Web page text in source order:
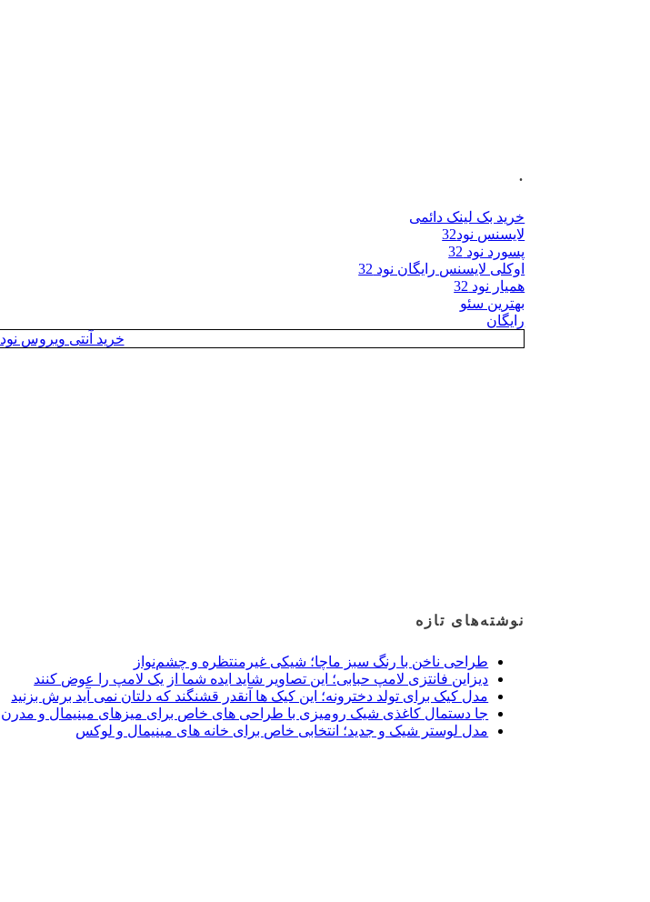
.
خرید بک لینک دائمی
لایسنس نود32
پسورد نود 32
اوکلی لایسنس رایگان نود 32
همیار نود 32
بهترین سئو
رایگان
خرید آنتی ویروس نود 32
نوشته‌های تازه
طراحی ناخن با رنگ سبز ماچا؛ شیکی غیرمنتظره و چشم‌نواز
دیزاین فانتزی لامپ حبابی؛ این تصاویر شاید ایده شما از یک لامپ را عوض کنند
مدل کیک برای تولد دخترونه؛ این کیک ها آنقدر قشنگند که دلتان نمی آید برش بزنید
جا دستمال کاغذی شیک رومیزی با طراحی های خاص برای میزهای مینیمال و مدرن
مدل لوستر شیک و جدید؛ انتخابی خاص برای خانه های مینیمال و لوکس